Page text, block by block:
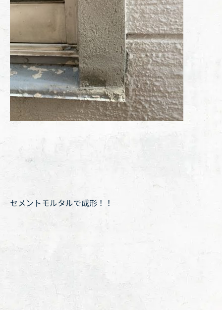
セメントモルタルで成形！！